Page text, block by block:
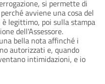
si permette di
avviene una cosa del
legittimo, poi sulla stampa
dell'Assessore.
bella nota affinché i
autorizzati e, quando
intimidazioni, e io